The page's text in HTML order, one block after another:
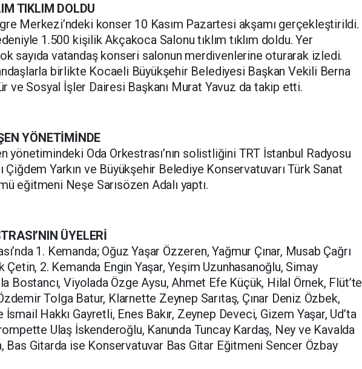
TIKLIM DOLDU
Merkezi’ndeki konser 10 Kasım Pazartesi akşamı gerçekleştirildi.
1.500 kişilik Akçakoca Salonu tıklım tıklım doldu. Yer
sayıda vatandaş konseri salonun merdivenlerine oturarak izledi.
birlikte Kocaeli Büyükşehir Belediyesi Başkan Vekili Berna
ve Sosyal İşler Dairesi Başkanı Murat Yavuz da takip etti.
YÖNETİMİNDE
yönetimindeki Oda Orkestrası’nın solistliğini TRT İstanbul Radyosu
Çiğdem Yarkın ve Büyükşehir Belediye Konservatuvarı Türk Sanat
eğitmeni Neşe Sarısözen Adalı yaptı.
ÜYELERİ
1. Kemanda; Oğuz Yaşar Özzeren, Yağmur Çınar, Musab Çağrı
Çetin, 2. Kemanda Engin Yaşar, Yeşim Uzunhasanoğlu, Simay
Bostancı, Viyolada Özge Aysu, Ahmet Efe Küçük, Hilal Örnek, Flüt’te
Tolga Batur, Klarnette Zeynep Sarıtaş, Çınar Deniz Özbek,
Hakkı Gayretli, Enes Bakır, Zeynep Deveci, Gizem Yaşar, Ud’ta
Ulaş İskenderoğlu, Kanunda Tuncay Kardaş, Ney ve Kavalda
Bas Gitarda ise Konservatuvar Bas Gitar Eğitmeni Sencer Özbay